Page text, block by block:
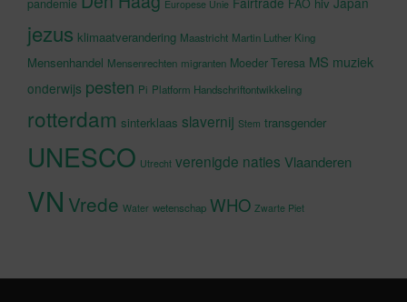
pandemie
Europese Unie FAO
jezus klimaatverandering Maastricht Martin Luther King
Mensenhandel Mensenrechten migranten Moeder Teresa MS muziek
onderwijs pesten Pi Platform Handschriftontwikkeling
rotterdam sinterklaas slavernij Stem transgender
UNESCO Utrecht verenigde naties Vlaanderen
VN Vrede Water wetenschap WHO Zwarte Piet